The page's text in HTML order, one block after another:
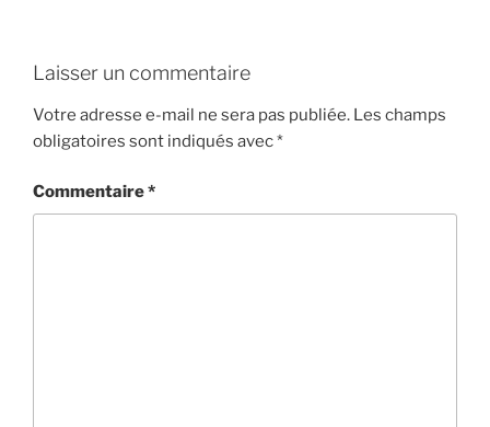
Laisser un commentaire
Votre adresse e-mail ne sera pas publiée. Les champs
obligatoires sont indiqués avec*
Commentaire*